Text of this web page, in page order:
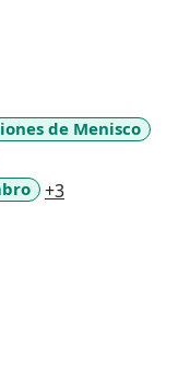
de la
Columna.
de Menisco
+3